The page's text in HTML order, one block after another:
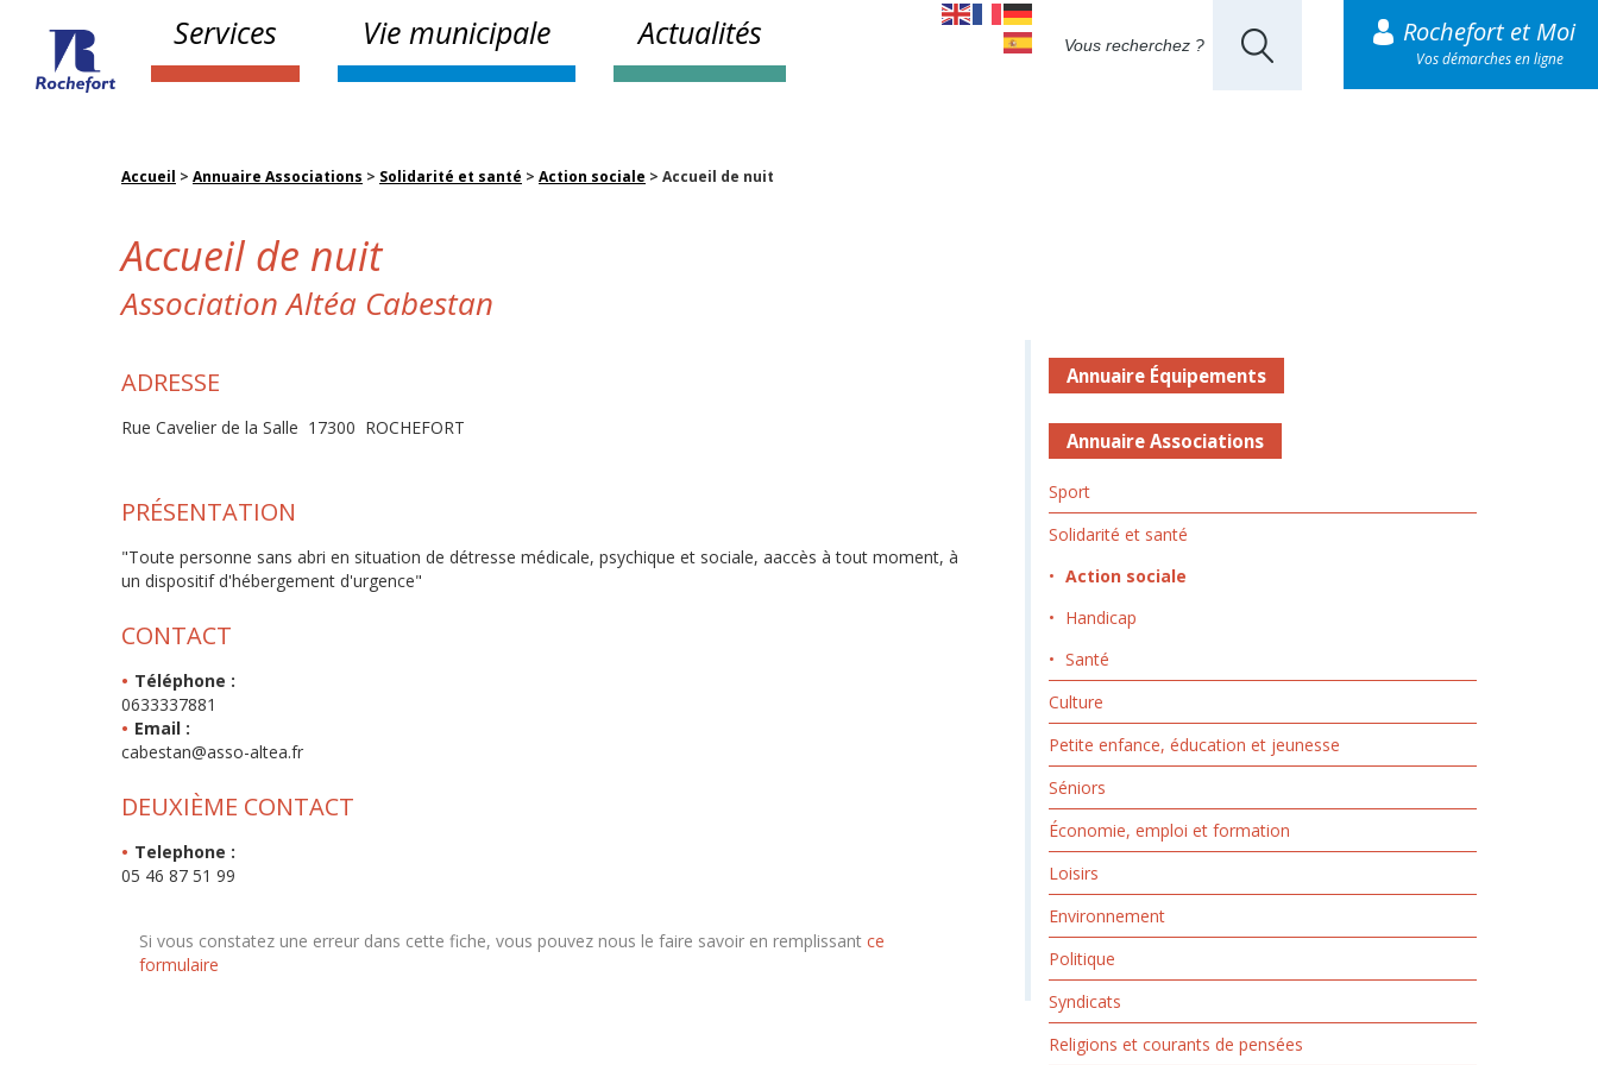
Services Vie municipale Actualités Rochefort et Moi
Vos démarches en ligne
Accueil > Annuaire Associations > Solidarité et santé > Action sociale > Accueil de nuit
Accueil de nuit
Association Altéa Cabestan
ADRESSE
Rue Cavelier de la Salle 17300 ROCHEFORT
PRÉSENTATION
"Toute personne sans abri en situation de détresse médicale, psychique et sociale, aaccès à tout moment, à
un dispositif d'hébergement d'urgence"
CONTACT
Téléphone :
0633337881
Email :
cabestan@asso-altea.fr
DEUXIÈME CONTACT
Telephone :
05 46 87 51 99
Si vous constatez une erreur dans cette fiche, vous pouvez nous le faire savoir en remplissant ce
formulaire
Annuaire Équipements
Annuaire Associations
Sport
Solidarité et santé
Action sociale
Handicap
Santé
Culture
Petite enfance, éducation et jeunesse
Séniors
Économie, emploi et formation
Loisirs
Environnement
Politique
Syndicats
Religions et courants de pensées